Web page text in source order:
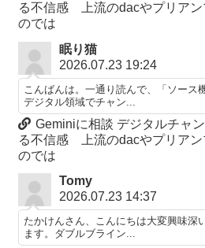
る不信感 上流のdacやプリアン
のでは
眠り猫
2026.07.23 19:24
こんばんは。一通り読んで、「ソース
デジタル領域でチャン...
Geminiに相談 デジタルチャ
る不信感 上流のdacやプリアン
のでは
Tomy
2026.07.23 14:37
たかけんさん、こんにちは大変興味深
ます。ダブルブライン...